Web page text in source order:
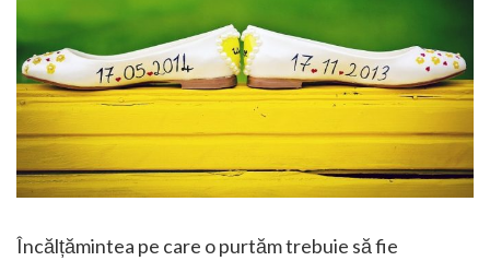
Încălțămintea pe care o purtăm trebuie să fie